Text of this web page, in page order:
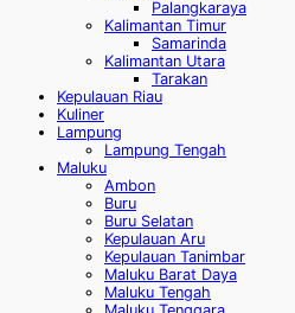
Palangkaraya
Kalimantan Timur
Samarinda
Kalimantan Utara
Tarakan
Kepulauan Riau
Kuliner
Lampung
Lampung Tengah
Maluku
Ambon
Buru
Buru Selatan
Kepulauan Aru
Kepulauan Tanimbar
Maluku Barat Daya
Maluku Tengah